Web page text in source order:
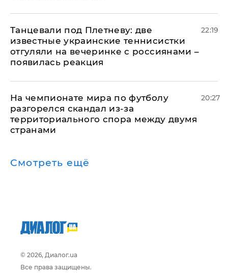
Танцевали под Плетневу: две
известные украинские теннисистки
отгуляли на вечеринке с россиянами –
появилась реакция
22:19
На чемпионате мира по футболу
разгорелся скандал из-за
территориального спора между двумя
странами
20:27
Смотреть ещё
© 2026, Диалог.ua
Все права защищены.